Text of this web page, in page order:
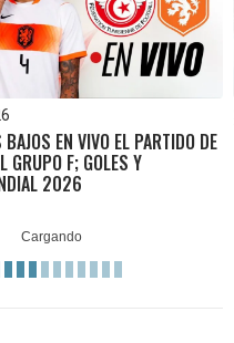
EN VIVO EL PARTIDO DE
GRUPO F; GOLES Y
2026